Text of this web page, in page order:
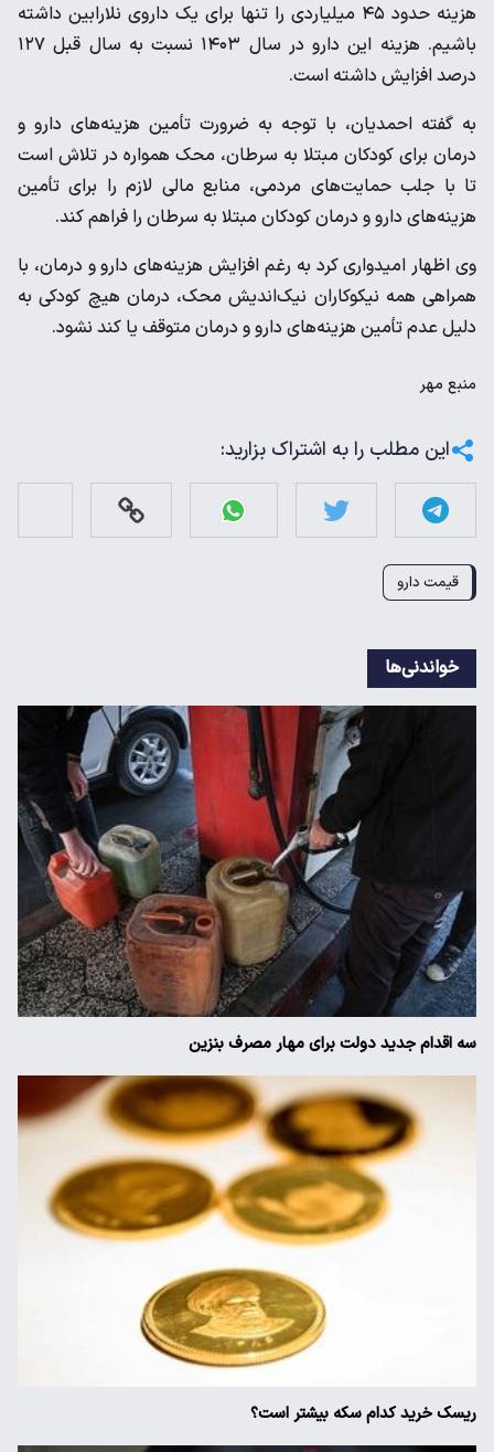
هزینه حدود ۴۵ میلیاردی را تنها برای یک داروی نلارابین داشته
باشیم. هزینه این دارو در سال ۱۴۰۳ نسبت به سال قبل ۱۲۷
درصد افزایش داشته است.
به گفته احمدیان، با توجه به ضرورت تأمین هزینه‌های دارو و
درمان برای کودکان مبتلا به سرطان، محک همواره در تلاش است
تا با جلب حمایت‌های مردمی، منابع مالی لازم را برای تأمین
هزینه‌های دارو و درمان کودکان مبتلا به سرطان را فراهم کند.
وی اظهار امیدواری کرد به رغم افزایش هزینه‌های دارو و درمان، با
همراهی همه نیکوکاران نیک‌اندیش محک، درمان هیچ کودکی به
دلیل عدم تأمین هزینه‌های دارو و درمان متوقف یا کند نشود.
منبع مهر
این مطلب را به اشتراک بزارید:
قیمت دارو
خواندنی‌ها
سه اقدام جدید دولت برای مهار مصرف بنزین
ریسک خرید کدام سکه بیشتر است؟